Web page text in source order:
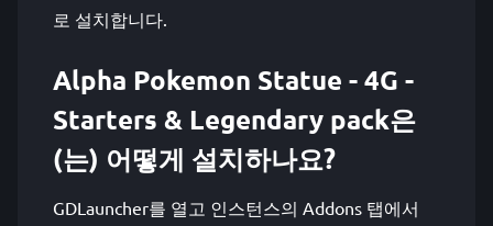
로 설치합니다.
Alpha Pokemon Statue - 4G -
Starters & Legendary pack은
(는) 어떻게 설치하나요?
GDLauncher를 열고 인스턴스의 Addons 탭에서